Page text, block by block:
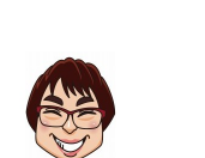
ギャラリー
コラム